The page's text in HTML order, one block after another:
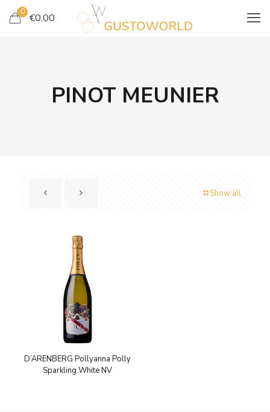
0 €0,00
PINOT MEUNIER
Show all
D’ARENBERG Pollyanna Polly
Sparkling White NV